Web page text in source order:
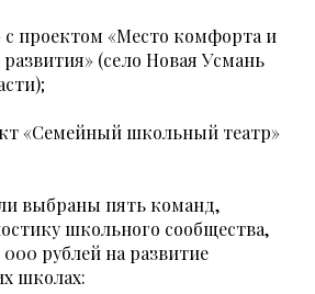
проектом «Место комфорта и
(село Новая Усмань
«Семейный школьный театр»
выбраны пять команд,
школьного сообщества,
рублей на развитие
школах: